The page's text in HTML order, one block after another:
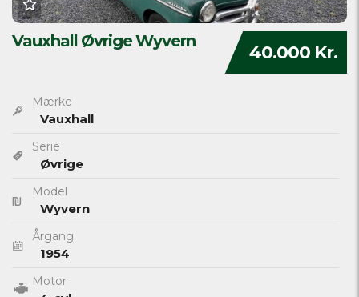
40.000 Kr.
Vauxhall Øvrige Wyvern
Mærke
Vauxhall
Serie
Øvrige
Model
Wyvern
Årgang
1954
Motor